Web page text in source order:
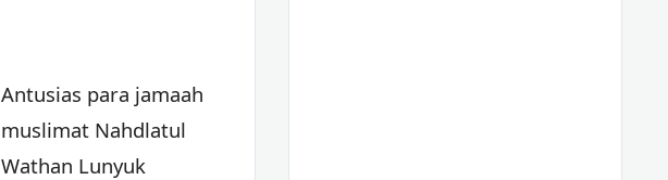
Antusias para jamaah
muslimat Nahdlatul
Wathan Lunyuk